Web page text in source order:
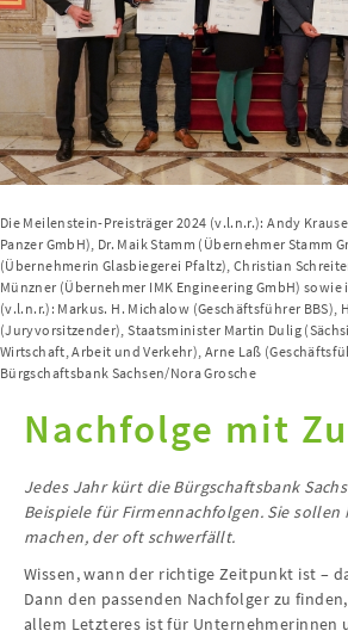
Die Meilenstein-Preisträger 2024 (v.l.n.r.): Andy
Panzer GmbH), Dr. Maik Stamm (Übernehmer Stamm
(Übernehmerin Glasbiegerei Pfaltz), Christian
Münzner (Übernehmer IMK Engineering GmbH)
(v.l.n.r.): Markus. H. Michalow (Geschäftsführer BBS),
(Juryvorsitzender), Staatsminister Martin Dulig
Wirtschaft, Arbeit und Verkehr), Arne Laß
Bürgschaftsbank Sachsen/Nora Grosche
Nachfolge mit
Jedes Jahr kürt die Bürgschaftsbank
Beispiele für Firmennachfolgen. Sie
machen, der oft schwerfällt.
Wissen, wann der richtige Zeitpunkt ist –
Dann den passenden Nachfolger zu
allem Letzteres ist für Unternehmerinnen